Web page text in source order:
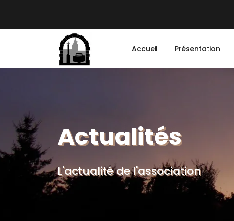
Accueil Présentation
Actualités
L'actualité de l'association